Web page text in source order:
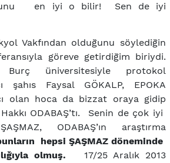
en iyi o bilir! Sen de iyi
Vakfından olduğunu söylediğin
göreve getirdiğim biriydi.
Burç üniversitesiyle protokol
şahıs Faysal GÖKALP, EPOKA
olan hoca da bizzat oraya gidip
ODABAŞ’tı. Senin de çok iyi
ODABAŞ’ın araştırma
hepsi ŞAŞMAZ döneminde
olmuş.
17/25 Aralık 2013